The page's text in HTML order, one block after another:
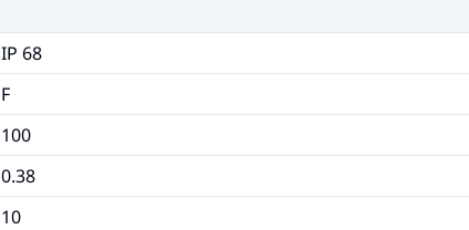
IP 68
F
100
0.38
10